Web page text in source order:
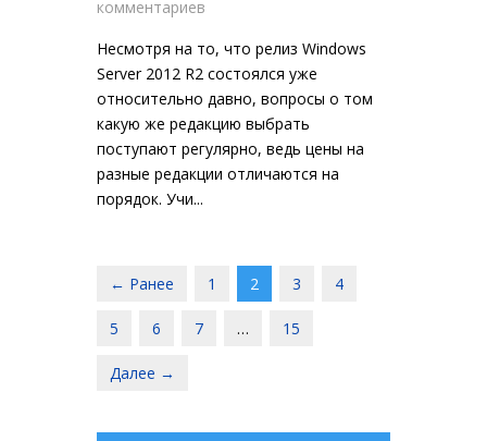
комментариев
Несмотря на то, что релиз Windows
Server 2012 R2 состоялся уже
относительно давно, вопросы о том
какую же редакцию выбрать
поступают регулярно, ведь цены на
разные редакции отличаются на
порядок. Учи...
← Ранее 1 2 3 4
5 6 7 … 15
Далее →